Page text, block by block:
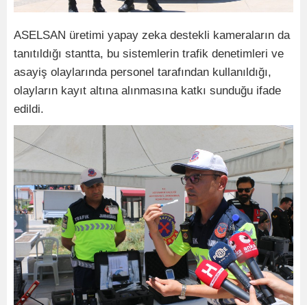
ASELSAN üretimi yapay zeka destekli kameraların da
tanıtıldığı stantta, bu sistemlerin trafik denetimleri ve
asayiş olaylarında personel tarafından kullanıldığı,
olayların kayıt altına alınmasına katkı sunduğu ifade
edildi.